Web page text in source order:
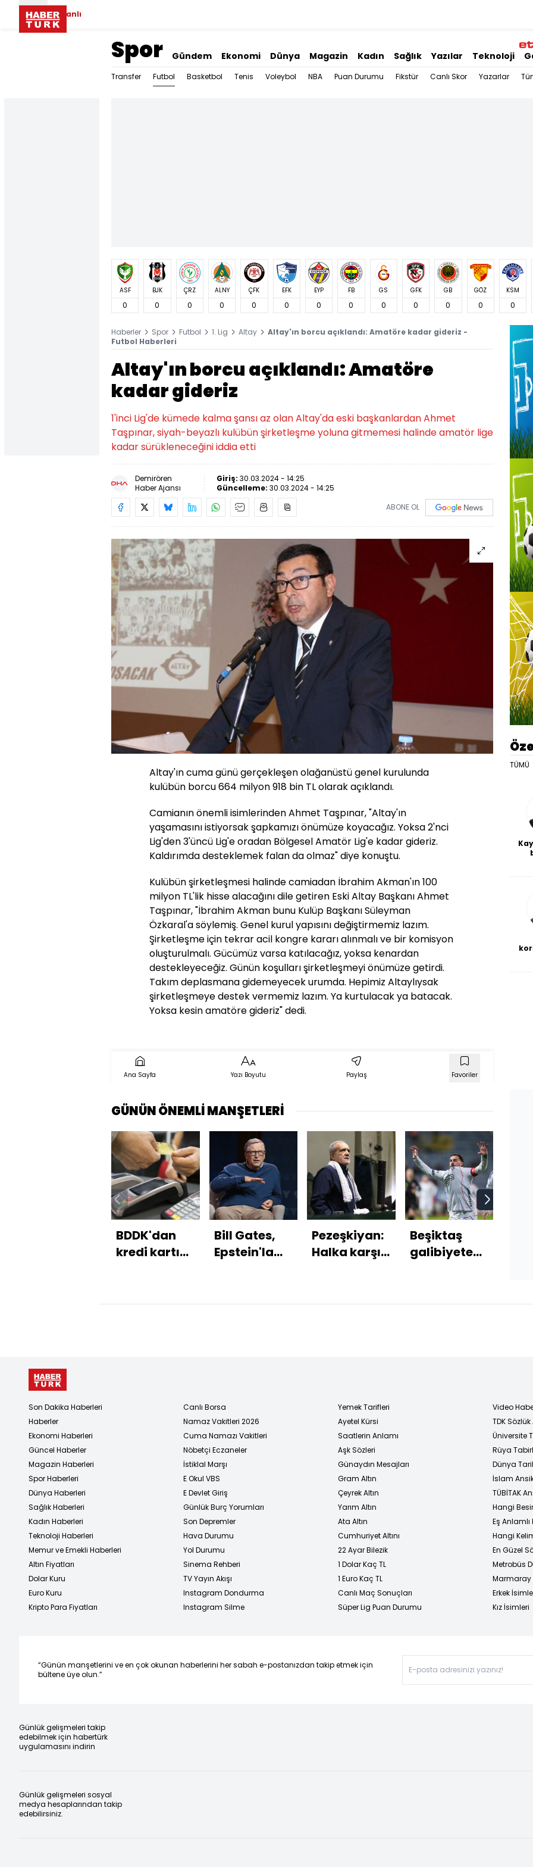
Canlı
Spor Gündem Ekonomi Dünya Magazin Kadın Sağlık Yazılar Teknoloji
Transfer Futbol Basketbol Tenis Voleybol NBA Puan Durumu Fikstür Canlı Skor Yazarlar
ASF
0
BJK
0
ÇRZ
0
ALNY
0
ÇFK
0
EFK
0
EYP
0
FB
0
GS
0
GFK
0
GB
0
GÖZ
0
KSM
0
Haberler Spor Futbol 1. Lig Altay
Altay'ın borcu açıklandı: Amatöre kadar gideriz -
Futbol Haberleri
Altay'ın borcu açıklandı: Amatöre
kadar gideriz
1'inci Lig'de kümede kalma şansı az olan Altay'da eski başkanlardan Ahmet
Taşpınar, siyah-beyazlı kulübün şirketleşme yoluna gitmemesi halinde amatör lige
kadar sürükleneceğini iddia etti
Demirören
Haber Ajansı
Giriş: 30.03.2024 - 14:25
Güncelleme: 30.03.2024 - 14:25
ABONE OL
Altay'ın cuma günü gerçekleşen olağanüstü genel kurulunda
kulübün borcu 664 milyon 918 bin TL olarak açıklandı.
Camianın önemli isimlerinden Ahmet Taşpınar, "Altay'ın
yaşamasını istiyorsak şapkamızı önümüze koyacağız. Yoksa 2'nci
Lig'den 3'üncü Lig'e oradan Bölgesel Amatör Lig'e kadar gideriz.
Kaldırımda desteklemek falan da olmaz" diye konuştu.
Kulübün şirketleşmesi halinde camiadan İbrahim Akman'ın 100
milyon TL'lik hisse alacağını dile getiren Eski Altay Başkanı Ahmet
Taşpınar, "İbrahim Akman bunu Kulüp Başkanı Süleyman
Özkaral'a söylemiş. Genel kurul yapısını değiştirmemiz lazım.
Şirketleşme için tekrar acil kongre kararı alınmalı ve bir komisyon
oluşturulmalı. Gücümüz varsa katılacağız, yoksa kenardan
destekleyeceğiz. Günün koşulları şirketleşmeyi önümüze getirdi.
Takım deplasmana gidemeyecek urumda. Hepimiz Altaylıysak
şirketleşmeye destek vermemiz lazım. Ya kurtulacak ya batacak.
Yoksa kesin amatöre gideriz" dedi.
Ana Sayfa Yazı Boyutu Paylaş Favoriler
GÜNÜN ÖNEMLİ MANŞETLERİ
BDDK'dan
kredi kartı
Bill Gates,
Epstein'la
yalanladı
Pezeşkiyan:
Halka karşı
değişmeli
Beşiktaş
galibiyete
TÜMÜ
Son Dakika Haberleri
Haberler
Ekonomi Haberleri
Güncel Haberler
Magazin Haberleri
Spor Haberleri
Dünya Haberleri
Sağlık Haberleri
Kadın Haberleri
Teknoloji Haberleri
Memur ve Emekli Haberleri
Altın Fiyatları
Dolar Kuru
Euro Kuru
Kripto Para Fiyatları
Canlı Borsa
Namaz Vakitleri 2026
Cuma Namazı Vakitleri
Nöbetçi Eczaneler
İstiklal Marşı
E Okul VBS
E Devlet Giriş
Günlük Burç Yorumları
Son Depremler
Hava Durumu
Yol Durumu
Sinema Rehberi
TV Yayın Akışı
Instagram Dondurma
Instagram Silme
Yemek Tarifleri
Ayetel Kürsi
Saatlerin Anlamı
Aşk Sözleri
Günaydın Mesajları
Gram Altın
Çeyrek Altın
Yarım Altın
Ata Altın
Cumhuriyet Altını
22 Ayar Bilezik
1 Dolar Kaç TL
1 Euro Kaç TL
Canlı Maç Sonuçları
Süper Lig Puan Durumu
Video
TDK
Üniversite
Rüya
Dünya
İslam
TÜBİTAK
Hangi
Eş
Hangi
En Güzel
Metrobüs
Marmaray
Erkek
Kız İsimleri
“Günün manşetlerini ve en çok okunan haberlerini her sabah e-postanızdan takip etmek için
bültene üye olun.”
Günlük gelişmeleri takip
edebilmek için habertürk
uygulamasını indirin
Günlük gelişmeleri sosyal
medya hesaplarından takip
edebilirsiniz.